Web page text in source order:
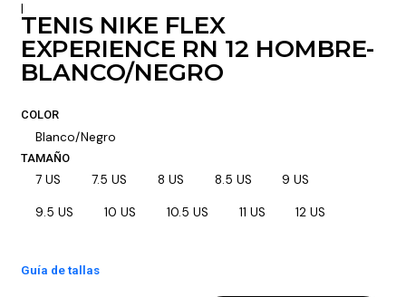
|
TENIS NIKE FLEX
EXPERIENCE RN 12 HOMBRE-
BLANCO/NEGRO
COLOR
Blanco/Negro
TAMAÑO
7 US 7.5 US 8 US 8.5 US 9 US
9.5 US 10 US 10.5 US 11 US 12 US
Guía de tallas